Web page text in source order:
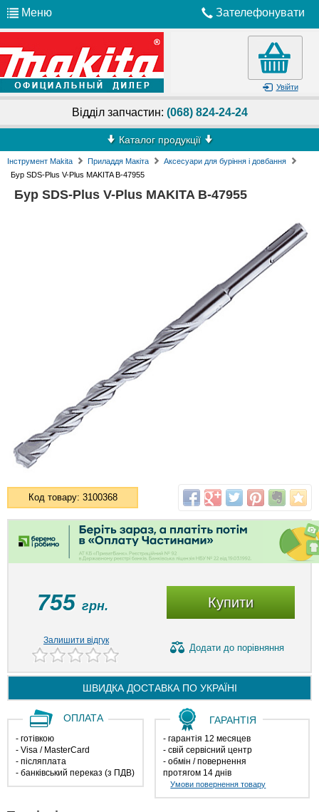
Меню Зателефонувати
Увійти
Відділ запчастин: (068) 824-24-24
Каталог продукції
Інструмент Makita Приладдя Макіта
Аксесуари для буріння і довбання
Бур SDS-Plus V-Plus MAKITA B-47955
Бур SDS-Plus V-Plus MAKITA B-47955
Код товару: 3100368
755 грн. Купити
Залишити відгук
Додати до порівняння
ШВИДКА ДОСТАВКА ПО УКРАЇНІ
ОПЛАТА
- готівкою
- Visa / MasterCard
- післяплата
- банківський переказ (з ПДВ)
ГАРАНТІЯ
- гарантія 12 месяцев
- свій сервісний центр
- обмін / повернення
протягом 14 днів
Умови повернення товару